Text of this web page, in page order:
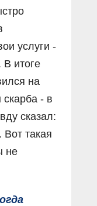
услуги -
В итоге
на
скарба - в
сказал:
Вот такая
не